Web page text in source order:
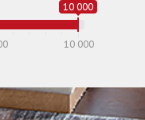
10 000
10 000